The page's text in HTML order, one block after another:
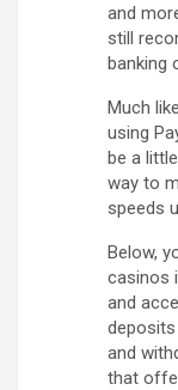
and
still
banking
Much
using
be a
way to
speeds
Below,
casinos
and
deposits
and
that